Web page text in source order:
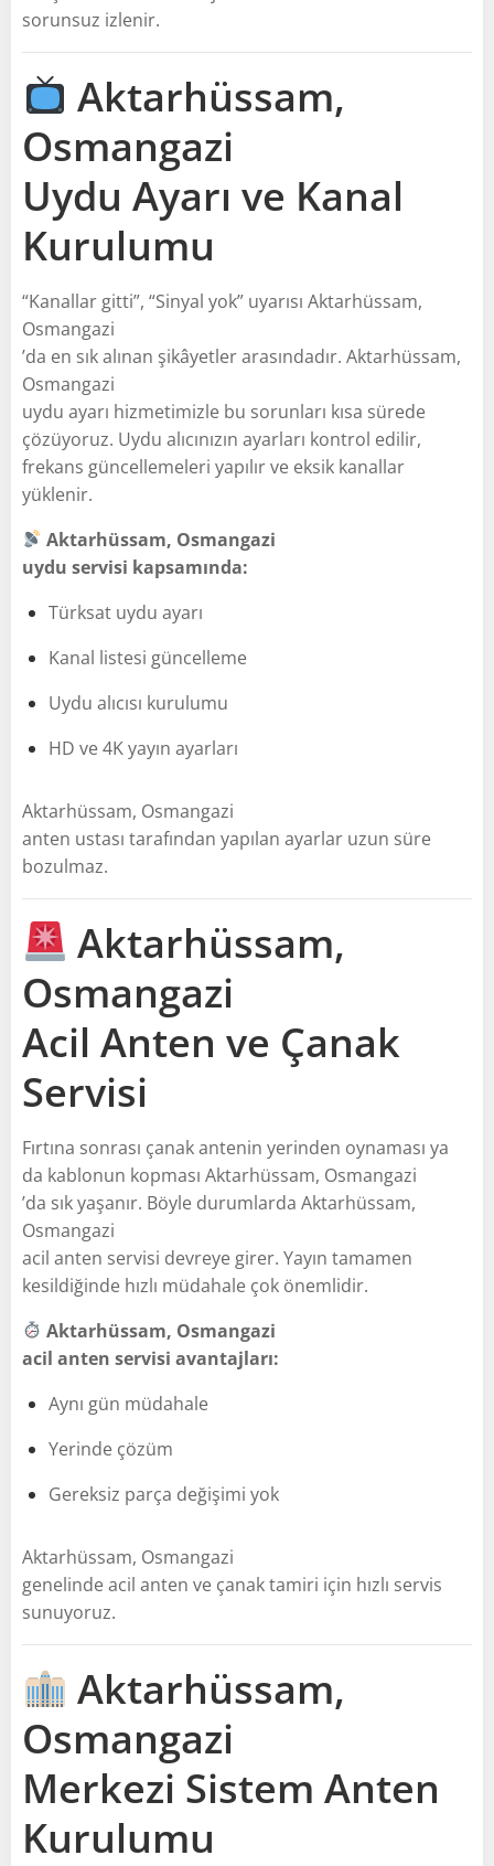
sorunsuz izlenir.
Aktarhüssam,
Osmangazi
Uydu Ayarı ve Kanal
Kurulumu
“Kanallar gitti”, “Sinyal yok” uyarısı Aktarhüssam,
Osmangazi
’da en sık alınan şikâyetler arasındadır. Aktarhüssam,
Osmangazi
uydu ayarı hizmetimizle bu sorunları kısa sürede
çözüyoruz. Uydu alıcınızın ayarları kontrol edilir,
frekans güncellemeleri yapılır ve eksik kanallar
yüklenir.
Aktarhüssam, Osmangazi
uydu servisi kapsamında:
Türksat uydu ayarı
Kanal listesi güncelleme
Uydu alıcısı kurulumu
HD ve 4K yayın ayarları
Aktarhüssam, Osmangazi
anten ustası tarafından yapılan ayarlar uzun süre
bozulmaz.
Aktarhüssam,
Osmangazi
Acil Anten ve Çanak
Servisi
Fırtına sonrası çanak antenin yerinden oynaması ya
da kablonun kopması Aktarhüssam, Osmangazi
’da sık yaşanır. Böyle durumlarda Aktarhüssam,
Osmangazi
acil anten servisi devreye girer. Yayın tamamen
kesildiğinde hızlı müdahale çok önemlidir.
Aktarhüssam, Osmangazi
acil anten servisi avantajları:
Aynı gün müdahale
Yerinde çözüm
Gereksiz parça değişimi yok
Aktarhüssam, Osmangazi
genelinde acil anten ve çanak tamiri için hızlı servis
sunuyoruz.
Aktarhüssam,
Osmangazi
Merkezi Sistem Anten
Kurulumu